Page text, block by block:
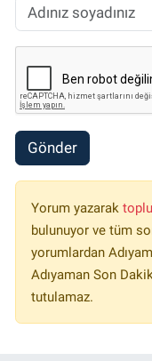
Gönder
Yorum yazarak
bulunuyor ve tüm
yorumlardan
Adıyaman Son
tutulamaz.